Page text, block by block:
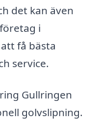
det kan även
i
få bästa
service.
Gullringen
golvslipning.